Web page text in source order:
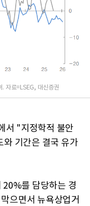
자료=LSEG, 대신증권
서 "지정학적 불안
와 기간은 결국 유가
20%를 담당하는 경
으면서 뉴욕상업거